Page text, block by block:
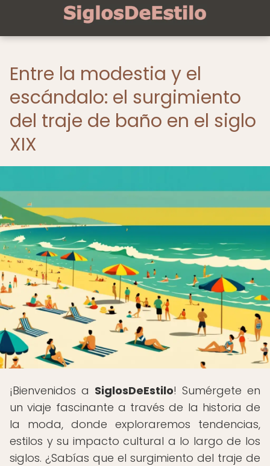
Entre la modestia y el
escándalo: el surgimiento
del traje de baño en el siglo
XIX
¡Bienvenidos a SiglosDeEstilo! Sumérgete en
un viaje fascinante a través de la historia de
la moda, donde exploraremos tendencias,
estilos y su impacto cultural a lo largo de los
siglos. ¿Sabías que el surgimiento del traje de